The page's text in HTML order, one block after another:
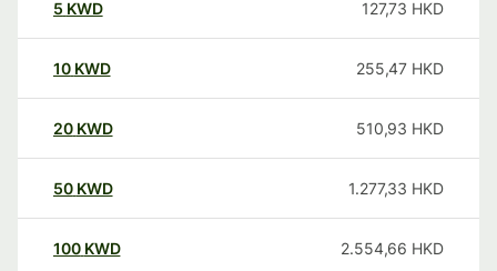
5 KWD 127,73 HKD
10 KWD 255,47 HKD
20 KWD 510,93 HKD
50 KWD 1.277,33 HKD
100 KWD 2.554,66 HKD